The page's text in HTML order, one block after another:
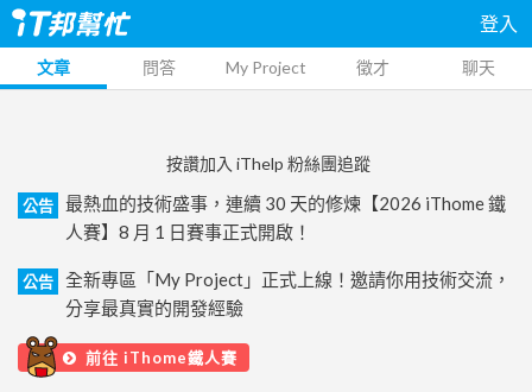
登入
文章 問答 My Project 徵才 聊天
按讚加入 iThelp 粉絲團追蹤
公告
最熱血的技術盛事，連續 30 天的修煉【2026 iThome 鐵
人賽】8 月 1 日賽事正式開啟！
公告
全新專區「My Project」正式上線！邀請你用技術交流，
分享最真實的開發經驗
前往 iThome鐵人賽